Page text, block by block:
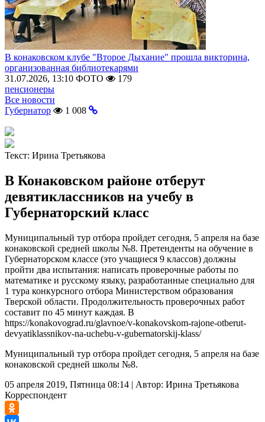
В конаковском клубе "Второе Дыхание" прошла викторина,
организованная библиотекарями
31.07.2026, 13:10 ФОТО
179
пенсионеры
Все новости
Губернатор
1 008
Текст: Ирина Третьякова
В Конаковском районе отберут
девятиклассников на учебу в
Губернаторский класс
Муниципальный тур отбора пройдет сегодня, 5 апреля на базе
конаковской средней школы №8. Претенденты на обучение в
Губернаторском классе (это учащиеся 9 классов) должны
пройти два испытания: написать проверочные работы по
математике и русскому языку, разработанные специально для
1 тура конкурсного отбора Министерством образования
Тверской области. Продолжительность проверочных работ
составит по 45 минут каждая. В
https://konakovograd.ru/glavnoe/v-konakovskom-rajone-otberut-
devyatiklassnikov-na-uchebu-v-gubernatorskij-klass/
Муниципальный тур отбора пройдет сегодня, 5 апреля на базе
конаковской средней школы №8.
05 апреля 2019, Пятница 08:14 | Автор: Ирина Третьякова
Корреспондент